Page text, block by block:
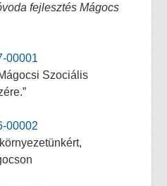
fejlesztés Mágocs
00001
Szociális
00002